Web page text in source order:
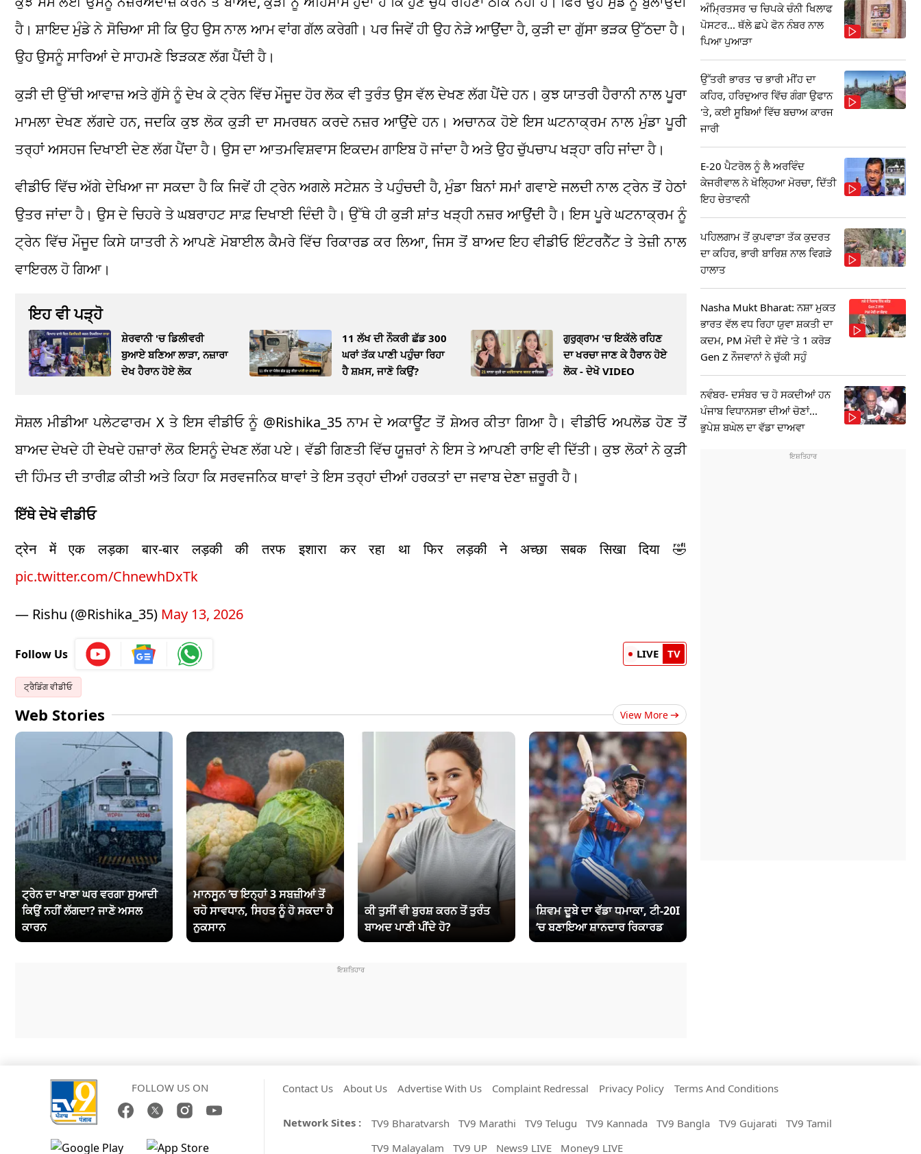
ਹੈ। ਸ਼ਾਇਦ ਮੁੰਡੇ ਨੇ ਸੋਚਿਆ ਸੀ ਕਿ ਉਹ ਉਸ ਨਾਲ ਆਮ ਵਾਂਗ ਗੱਲ ਕਰੇਗੀ। ਪਰ ਜਿਵੇਂ ਹੀ ਉਹ ਨੇੜੇ ਆਉਂਦਾ ਹੈ, ਕੁੜੀ ਦਾ ਗੁੱਸਾ ਭੜਕ ਉੱਠਦਾ ਹੈ।
ਉਹ ਉਸਨੂੰ ਸਾਰਿਆਂ ਦੇ ਸਾਹਮਣੇ ਝਿੜਕਣ ਲੱਗ ਪੈਂਦੀ ਹੈ।
ਕੁੜੀ ਦੀ ਉੱਚੀ ਆਵਾਜ਼ ਅਤੇ ਗੁੱਸੇ ਨੂੰ ਦੇਖ ਕੇ ਟ੍ਰੇਨ ਵਿੱਚ ਮੌਜੂਦ ਹੋਰ ਲੋਕ ਵੀ ਤੁਰੰਤ ਉਸ ਵੱਲ ਦੇਖਣ ਲੱਗ ਪੈਂਦੇ ਹਨ। ਕੁਝ ਯਾਤਰੀ ਹੈਰਾਨੀ ਨਾਲ ਪੂਰਾ
ਮਾਮਲਾ ਦੇਖਣ ਲੱਗਦੇ ਹਨ, ਜਦਕਿ ਕੁਝ ਲੋਕ ਕੁੜੀ ਦਾ ਸਮਰਥਨ ਕਰਦੇ ਨਜ਼ਰ ਆਉਂਦੇ ਹਨ। ਅਚਾਨਕ ਹੋਏ ਇਸ ਘਟਨਾਕ੍ਰਮ ਨਾਲ ਮੁੰਡਾ ਪੂਰੀ
ਤਰ੍ਹਾਂ ਅਸਹਜ ਦਿਖਾਈ ਦੇਣ ਲੱਗ ਪੈਂਦਾ ਹੈ। ਉਸ ਦਾ ਆਤਮਵਿਸ਼ਵਾਸ ਇਕਦਮ ਗਾਇਬ ਹੋ ਜਾਂਦਾ ਹੈ ਅਤੇ ਉਹ ਚੁੱਪਚਾਪ ਖੜ੍ਹਾ ਰਹਿ ਜਾਂਦਾ ਹੈ।
ਵੀਡੀਓ ਵਿੱਚ ਅੱਗੇ ਦੇਖਿਆ ਜਾ ਸਕਦਾ ਹੈ ਕਿ ਜਿਵੇਂ ਹੀ ਟ੍ਰੇਨ ਅਗਲੇ ਸਟੇਸ਼ਨ ਤੇ ਪਹੁੰਚਦੀ ਹੈ, ਮੁੰਡਾ ਬਿਨਾਂ ਸਮਾਂ ਗਵਾਏ ਜਲਦੀ ਨਾਲ ਟ੍ਰੇਨ ਤੋਂ ਹੇਠਾਂ
ਉਤਰ ਜਾਂਦਾ ਹੈ। ਉਸ ਦੇ ਚਿਹਰੇ ਤੇ ਘਬਰਾਹਟ ਸਾਫ਼ ਦਿਖਾਈ ਦਿੰਦੀ ਹੈ। ਉੱਥੇ ਹੀ ਕੁੜੀ ਸ਼ਾਂਤ ਖੜ੍ਹੀ ਨਜ਼ਰ ਆਉਂਦੀ ਹੈ। ਇਸ ਪੂਰੇ ਘਟਨਾਕ੍ਰਮ ਨੂੰ
ਟ੍ਰੇਨ ਵਿੱਚ ਮੌਜੂਦ ਕਿਸੇ ਯਾਤਰੀ ਨੇ ਆਪਣੇ ਮੋਬਾਈਲ ਕੈਮਰੇ ਵਿੱਚ ਰਿਕਾਰਡ ਕਰ ਲਿਆ, ਜਿਸ ਤੋਂ ਬਾਅਦ ਇਹ ਵੀਡੀਓ ਇੰਟਰਨੈੱਟ ਤੇ ਤੇਜ਼ੀ ਨਾਲ
ਵਾਇਰਲ ਹੋ ਗਿਆ।
ਇਹ ਵੀ ਪੜ੍ਹੋ
ਸ਼ੇਰਵਾਨੀ 'ਚ ਡਿਲੀਵਰੀ
ਬੁਆਏ ਬਣਿਆ ਲਾੜਾ, ਨਜ਼ਾਰਾ
ਦੇਖ ਹੈਰਾਨ ਹੋਏ ਲੋਕ
11 ਲੱਖ ਦੀ ਨੌਕਰੀ ਛੱਡ 300
ਘਰਾਂ ਤੱਕ ਪਾਣੀ ਪਹੁੰਚਾ ਰਿਹਾ
ਹੈ ਸ਼ਖ਼ਸ, ਜਾਣੋ ਕਿਉਂ?
ਗੁਰੁਗ੍ਰਾਮ 'ਚ ਇਕੱਲੇ ਰਹਿਣ
ਦਾ ਖਰਚਾ ਜਾਣ ਕੇ ਹੈਰਾਨ ਹੋਏ
ਲੋਕ - ਦੇਖੋ VIDEO
ਸੋਸ਼ਲ ਮੀਡੀਆ ਪਲੇਟਫਾਰਮ X ਤੇ ਇਸ ਵੀਡੀਓ ਨੂੰ @Rishika_35 ਨਾਮ ਦੇ ਅਕਾਊਂਟ ਤੋਂ ਸ਼ੇਅਰ ਕੀਤਾ ਗਿਆ ਹੈ। ਵੀਡੀਓ ਅਪਲੋਡ ਹੋਣ ਤੋਂ
ਬਾਅਦ ਦੇਖਦੇ ਹੀ ਦੇਖਦੇ ਹਜ਼ਾਰਾਂ ਲੋਕ ਇਸਨੂੰ ਦੇਖਣ ਲੱਗ ਪਏ। ਵੱਡੀ ਗਿਣਤੀ ਵਿੱਚ ਯੂਜ਼ਰਾਂ ਨੇ ਇਸ ਤੇ ਆਪਣੀ ਰਾਇ ਵੀ ਦਿੱਤੀ। ਕੁਝ ਲੋਕਾਂ ਨੇ ਕੁੜੀ
ਦੀ ਹਿੰਮਤ ਦੀ ਤਾਰੀਫ਼ ਕੀਤੀ ਅਤੇ ਕਿਹਾ ਕਿ ਸਰਵਜਨਿਕ ਥਾਵਾਂ ਤੇ ਇਸ ਤਰ੍ਹਾਂ ਦੀਆਂ ਹਰਕਤਾਂ ਦਾ ਜਵਾਬ ਦੇਣਾ ਜ਼ਰੂਰੀ ਹੈ।
ਇੱਥੇ ਦੇਖੋ ਵੀਡੀਓ
ट्रेन में एक लड़का बार-बार लड़की की तरफ इशारा कर रहा था फिर लड़की ने अच्छा सबक सिखा दिया 🤣
pic.twitter.com/ChnewhDxTk
— Rishu (@Rishika_35) May 13, 2026
Follow Us LIVE TV
ਟ੍ਰੈਡਿੰਗ ਵੀਡੀਓ
Web Stories View More
ਟ੍ਰੇਨ ਦਾ ਖਾਣਾ ਘਰ ਵਰਗਾ ਸੁਆਦੀ
ਕਿਉਂ ਨਹੀਂ ਲੱਗਦਾ? ਜਾਣੋ ਅਸਲ
ਕਾਰਨ
ਮਾਨਸੂਨ ‘ਚ ਇਨ੍ਹਾਂ 3 ਸਬਜ਼ੀਆਂ ਤੋਂ
ਰਹੋ ਸਾਵਧਾਨ, ਸਿਹਤ ਨੂੰ ਹੋ ਸਕਦਾ ਹੈ
ਨੁਕਸਾਨ
ਕੀ ਤੁਸੀਂ ਵੀ ਬੁਰਸ਼ ਕਰਨ ਤੋਂ ਤੁਰੰਤ
ਬਾਅਦ ਪਾਣੀ ਪੀਂਦੇ ਹੋ?
ਸ਼ਿਵਮ ਦੂਬੇ ਦਾ ਵੱਡਾ ਧਮਾਕਾ, ਟੀ-20I
‘ਚ ਬਣਾਇਆ ਸ਼ਾਨਦਾਰ ਰਿਕਾਰਡ
ਅੰਮ੍ਰਿਤਸਰ 'ਚ ਚਿਪਕੇ ਚੰਨੀ ਖਿਲਾਫ
ਪੋਸਟਰ... ਥੱਲੇ ਛਪੇ ਫੋਨ ਨੰਬਰ ਨਾਲ
ਪਿਆ ਪੁਆੜਾ
ਉੱਤਰੀ ਭਾਰਤ 'ਚ ਭਾਰੀ ਮੀਂਹ ਦਾ
ਕਹਿਰ, ਹਰਿਦੁਆਰ ਵਿੱਚ ਗੰਗਾ ਉਫਾਨ
'ਤੇ, ਕਈ ਸੂਬਿਆਂ ਵਿੱਚ ਬਚਾਅ ਕਾਰਜ
ਜਾਰੀ
E-20 ਪੈਟਰੋਲ ਨੂੰ ਲੈ ਅਰਵਿੰਦ
ਕੇਜਰੀਵਾਲ ਨੇ ਖੋਲ੍ਹਿਆ ਮੋਰਚਾ, ਦਿੱਤੀ
ਇਹ ਚੇਤਾਵਨੀ
ਪਹਿਲਗਾਮ ਤੋਂ ਕੁਪਵਾੜਾ ਤੱਕ ਕੁਦਰਤ
ਦਾ ਕਹਿਰ, ਭਾਰੀ ਬਾਰਿਸ਼ ਨਾਲ ਵਿਗੜੇ
ਹਾਲਾਤ
Nasha Mukt Bharat: ਨਸ਼ਾ ਮੁਕਤ
ਭਾਰਤ ਵੱਲ ਵਧ ਰਿਹਾ ਯੁਵਾ ਸ਼ਕਤੀ ਦਾ
ਕਦਮ, PM ਮੋਦੀ ਦੇ ਸੱਦੇ 'ਤੇ 1 ਕਰੋੜ
Gen Z ਨੌਜਵਾਨਾਂ ਨੇ ਚੁੱਕੀ ਸਹੁੰ
ਨਵੰਬਰ- ਦਸੰਬਰ 'ਚ ਹੋ ਸਕਦੀਆਂ ਹਨ
ਪੰਜਾਬ ਵਿਧਾਨਸਭਾ ਦੀਆਂ ਚੋਣਾਂ...
ਭੁਪੇਸ਼ ਬਘੇਲ ਦਾ ਵੱਡਾ ਦਾਅਵਾ
FOLLOW US ON Contact Us About Us Advertise With Us Complaint Redressal Privacy Policy Terms And Conditions
Network Sites : TV9 Bharatvarsh TV9 Marathi TV9 Telugu TV9 Kannada TV9 Bangla TV9 Gujarati
TV9 Tamil
TV9 Malayalam
TV9 UP News9 LIVE Money9 LIVE